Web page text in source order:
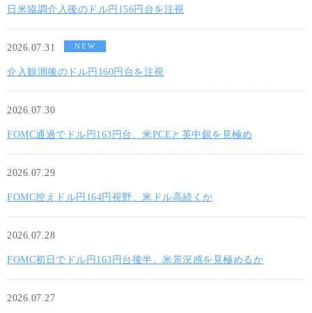
日米協調介入後のドル円156円台を注視
2026.07.31 NEW
介入観測後のドル円160円台を注視
2026.07.30
FOMC通過でドル円163円台、米PCEと英中銀を見極め
2026.07.29
FOMC控えドル円164円視野、米ドル高続くか
2026.07.28
FOMC初日でドル円163円台後半、米景況感を見極めるか
2026.07.27